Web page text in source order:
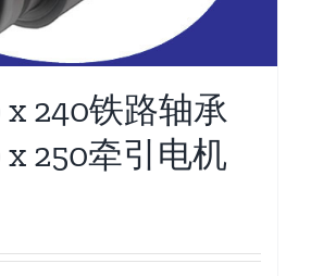
x 240铁路轴承
x 250牵引电机